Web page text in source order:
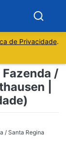
de Privacidade.
/
|
/ Santa Regina